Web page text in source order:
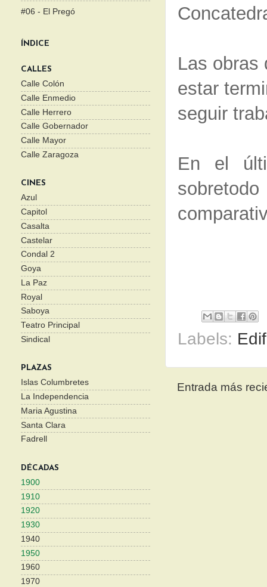
Las obras
estar
seguir
En el
Labels:
Entrada más
#06 - El Pregó
ÍNDICE
CALLES
Calle Colón
Calle Enmedio
Calle Herrero
Calle Gobernador
Calle Mayor
Calle Zaragoza
CINES
Azul
Capitol
Casalta
Castelar
Condal 2
Goya
La Paz
Royal
Saboya
Teatro Principal
Sindical
PLAZAS
Islas Columbretes
La Independencia
Maria Agustina
Santa Clara
Fadrell
DÉCADAS
1900
1910
1920
1930
1940
1950
1960
1970